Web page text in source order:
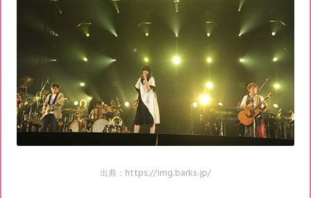
出典：https://img.barks.jp/